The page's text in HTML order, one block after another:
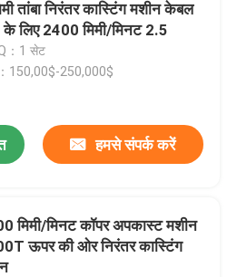
तांबा निरंतर कास्टिंग मशीन केबल
लिए 2400 मिमी/मिनट 2.5
：1 सेट
150,00$-250,000$
हमसे संपर्क करें
मिमी/मिनट कॉपर अपकास्ट मशीन
ऊपर की ओर निरंतर कास्टिंग